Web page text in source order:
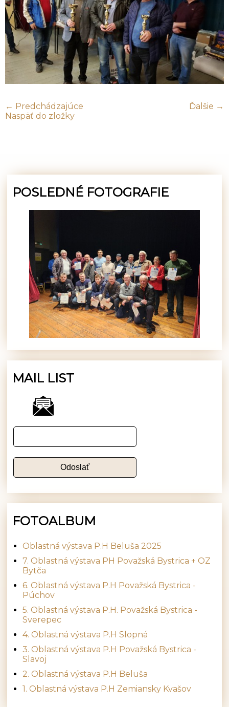
← Predchádzajúce
Ďalšie →
Naspäť do zložky
POSLEDNÉ FOTOGRAFIE
MAIL LIST
FOTOALBUM
Oblastná výstava P.H Beluša 2025
7. Oblastná výstava PH Považská Bystrica + OZ
Bytča
6. Oblastná výstava P.H Považská Bystrica -
Púchov
5. Oblastná výstava P.H. Považská Bystrica -
Sverepec
4. Oblastná výstava P.H Slopná
3. Oblastná výstava P.H Považská Bystrica -
Slavoj
2. Oblastná výstava P.H Beluša
1. Oblastná výstava P.H Zemiansky Kvašov